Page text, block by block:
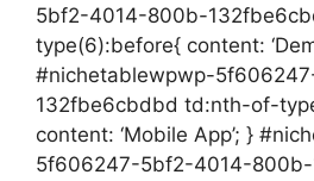
5bf2-4014-800b-
type(6):before{ content:
#nichetablewpwp-
132fbe6cbdbd td:nth-of-
content: ‘Mobile App’; }
5f606247-5bf2-4014-